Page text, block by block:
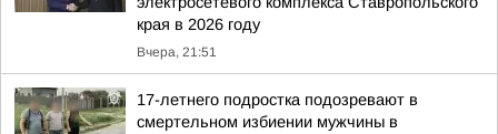
края в 2026 году
Вчера, 21:51
17-летнего подростка подозревают в
смертельном избиении мужчины в